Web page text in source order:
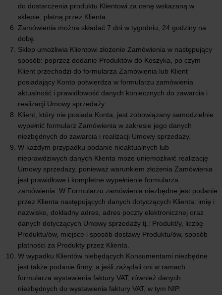
do dostarczenia produktu Klientowi za cenę wskazaną w
sklepie, płatną przez Klienta.
Zamówienia można składać 7 dni w tygodniu, 24 godziny na
dobę.
Sklep umożliwia Klientowi złożenie Zamówienia w następujący
sposób: poprzez dodanie Produktów do Koszyka, po czym
Klient przechodzi do formularza Zamówienia lub Klient
posiadający Konto potwierdza w formularzu zamówienia
aktualność i prawidłowość danych koniecznych do zawarcia i
realizacji Umowy sprzedaży.
Klient, który nie posiada Konta, jest zobowiązany samodzielnie
wypełnić formularz Zamówienia w zakresie jego danych
niezbędnych do zawarcia i realizacji Umowy sprzedaży.
W każdym przypadku podanie nieaktualnych lub
nieprawdziwych danych Klienta może uniemożliwić realizację
Umowy sprzedaży, ponieważ warunkiem złożenia Zamówienia
jest prawidłowe i kompletne wypełnienie formularza
zamówienia. W Formularzu zamówienia niezbędne jest podanie
przez Klienta następujących danych dotyczących Klienta: imię i
nazwisko, dokładny adres, adres poczty elektronicznej oraz
danych dotyczących Umowy sprzedaży tj.: Produkt/y, liczbę
Produktu/ów, miejsce i sposób dostawy Produktu/ów, sposób
płatności za Produkty przez Klienta.
W wypadku Klientów niebędących Konsumentami niezbędne
jest także podanie firmy, a jeśli zażądali oni w ramach
formularza wystawienia faktury VAT, również danych
niezbędnych do wystawienia faktury VAT, w tym NIP.